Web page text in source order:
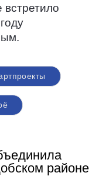
встретило
районе